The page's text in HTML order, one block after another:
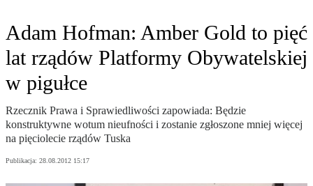
Adam Hofman: Amber Gold to pięć
lat rządów Platformy Obywatelskiej
w pigułce
Rzecznik Prawa i Sprawiedliwości zapowiada: Będzie
konstruktywne wotum nieufności i zostanie zgłoszone mniej więcej
na pięciolecie rządów Tuska
Publikacja: 28.08.2012 15:17